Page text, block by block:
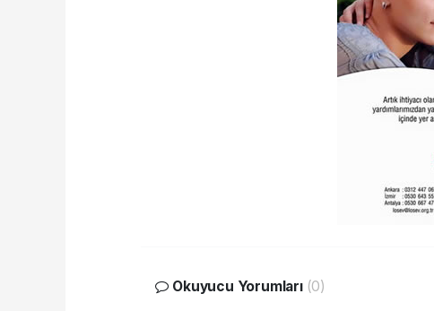
Okuyucu Yorumları (0)